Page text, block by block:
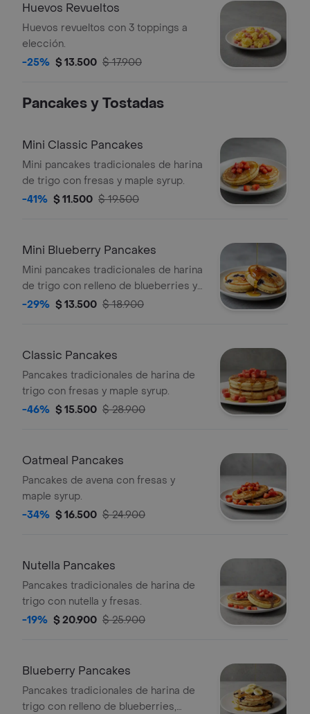
Huevos Revueltos
Huevos revueltos con 3 toppings a
elección.
-25% $ 13.500 $ 17.900
Pancakes y Tostadas
Mini Classic Pancakes
Mini pancakes tradicionales de harina
de trigo con fresas y maple syrup.
-41% $ 11.500 $ 19.500
Mini Blueberry Pancakes
Mini pancakes tradicionales de harina
de trigo con relleno de blueberries y
maple syrup.
-29% $ 13.500 $ 18.900
Classic Pancakes
Pancakes tradicionales de harina de
trigo con fresas y maple syrup.
-46% $ 15.500 $ 28.900
Oatmeal Pancakes
Pancakes de avena con fresas y
maple syrup.
-34% $ 16.500 $ 24.900
Nutella Pancakes
Pancakes tradicionales de harina de
trigo con nutella y fresas.
-19% $ 20.900 $ 25.900
Blueberry Pancakes
Pancakes tradicionales de harina de
trigo con relleno de blueberries,